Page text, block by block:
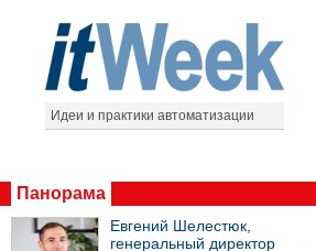
Идеи и практики автоматизации
Панорама
Евгений Шелестюк,
генеральный директор